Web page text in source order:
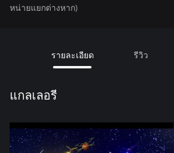
หน่ายแยกต่างหาก)
รายละเอียด รีวิว
แกลเลอรี